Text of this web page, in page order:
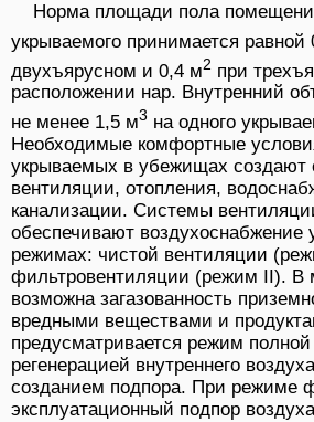
Норма площади пола
укрываемого принимается равной
двухъярусном и 0,4 м2 при
расположении нар. Внутренний
не менее 1,5 м3 на одного
Необходимые комфортные
укрываемых в убежищах создают
вентиляции, отопления,
канализации. Системы
обеспечивают воздухоснабжение
режимах: чистой вентиляции
фильтровентиляции (режим II). В
возможна загазованность
вредными веществами и
предусматривается режим
регенерацией внутреннего
созданием подпора. При режиме
эксплуатационный подпор воздуха